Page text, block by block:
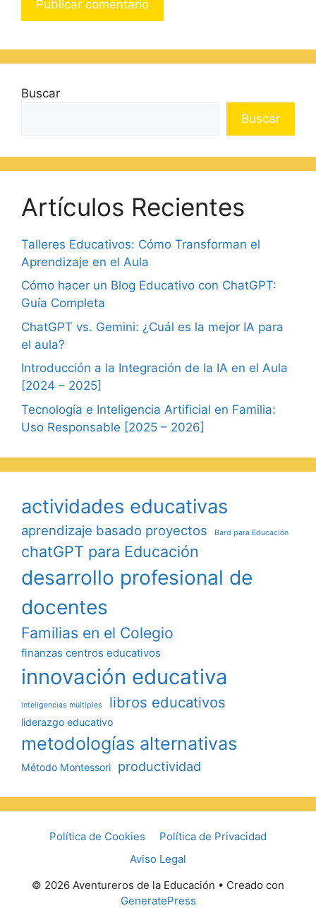
Buscar
Buscar
Artículos Recientes
Talleres Educativos: Cómo Transforman el
Aprendizaje en el Aula
Cómo hacer un Blog Educativo con ChatGPT:
Guía Completa
ChatGPT vs. Gemini: ¿Cuál es la mejor IA para
el aula?
Introducción a la Integración de la IA en el Aula
[2024 – 2025]
Tecnología e Inteligencia Artificial en Familia:
Uso Responsable [2025 – 2026]
actividades educativas
aprendizaje basado proyectos Bard para Educación
chatGPT para Educación
desarrollo profesional de
docentes
Familias en el Colegio
finanzas centros educativos
innovación educativa
inteligencias múltiples libros educativos
liderazgo educativo
metodologías alternativas
Método Montessori productividad
Política de Cookies
Política de Privacidad
Aviso Legal
© 2026 Aventureros de la Educación • Creado con
GeneratePress